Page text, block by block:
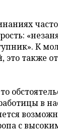
К
это также
в
с